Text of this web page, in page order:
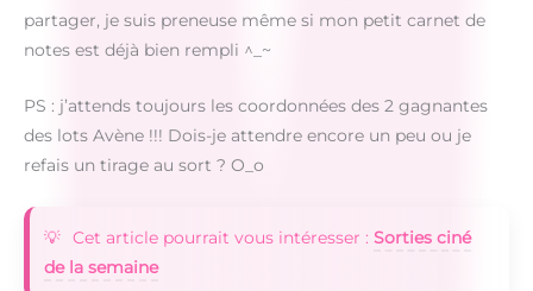
partager, je suis preneuse même si mon petit carnet de
notes est déjà bien rempli ^_~
PS : j’attends toujours les coordonnées des 2 gagnantes
des lots Avène !!! Dois-je attendre encore un peu ou je
refais un tirage au sort ? O_o
Cet article pourrait vous intéresser : Sorties ciné
de la semaine